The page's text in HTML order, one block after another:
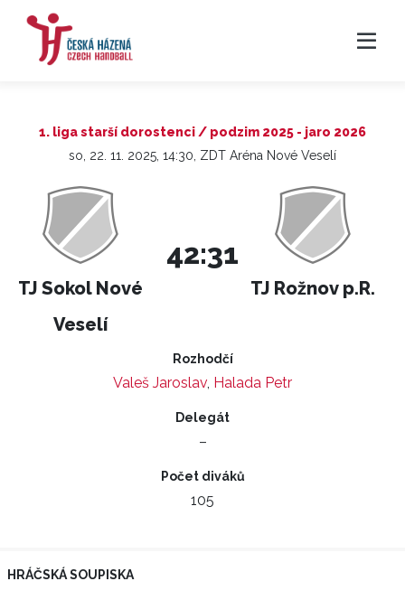
1. liga starší dorostenci / podzim 2025 - jaro 2026
so, 22. 11. 2025, 14:30, ZDT Aréna Nové Veselí
TJ Sokol Nové
Veselí
42:31
TJ Rožnov p.R.
Rozhodčí
Valeš Jaroslav, Halada Petr
Delegát
–
Počet diváků
105
HRÁČSKÁ SOUPISKA